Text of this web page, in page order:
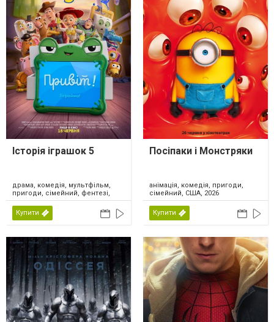
Історія іграшок 5
драма, комедія, мультфільм,
пригоди, сімейний, фентезі,
США, 2026
Купити
Посіпаки і Монстряки
анімація, комедія, пригоди,
сімейний, США, 2026
Купити